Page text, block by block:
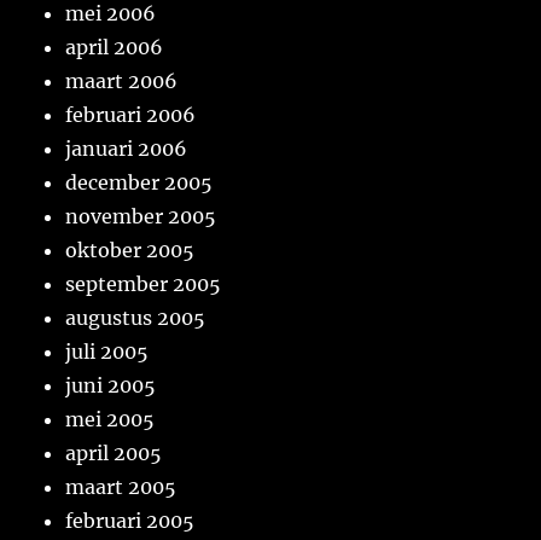
mei 2006
april 2006
maart 2006
februari 2006
januari 2006
december 2005
november 2005
oktober 2005
september 2005
augustus 2005
juli 2005
juni 2005
mei 2005
april 2005
maart 2005
februari 2005